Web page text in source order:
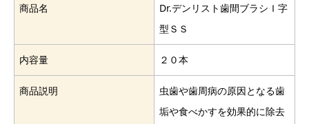
商品名
Dr.デンリスト歯間ブラシＩ字
型ＳＳ
内容量 ２０本
商品説明
虫歯や歯周病の原因となる歯
垢や食べかすを効果的に除去